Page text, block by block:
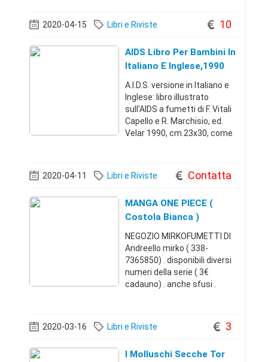
2020-04-15 Libri e Riviste 10
AIDS Libro Per Bambini In
Italiano E Inglese,1990
A.I.D.S. versione in Italiano e
Inglese: libro illustrato
sull'AIDS a fumetti di F. Vitali
Capello e R. Marchisio, ed.
Velar 1990, cm.23x30, come
piego libri euro 2. cell.
3466862389+393466862389
2020-04-11 Libri e Riviste Contatta
MANGA ONE PIECE (
Costola Bianca )
NEGOZIO MIRKOFUMETTI DI
Andreello mirko ( 338-
7365850) . disponibili diversi
numeri della serie ( 3€
cadauno) . anche sfusi .
molti altri manga . spedisco
in tutta italia ( nel caso,
2020-03-16 Libri e Riviste 3
I Molluschi Secche Tor